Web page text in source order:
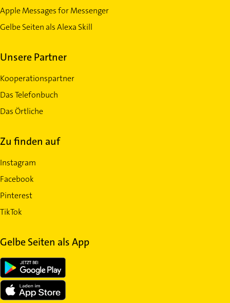
Apple Messages for Messenger
Gelbe Seiten als Alexa Skill
Unsere Partner
Kooperationspartner
Das Telefonbuch
Das Örtliche
Zu finden auf
Instagram
Facebook
Pinterest
TikTok
Gelbe Seiten als App